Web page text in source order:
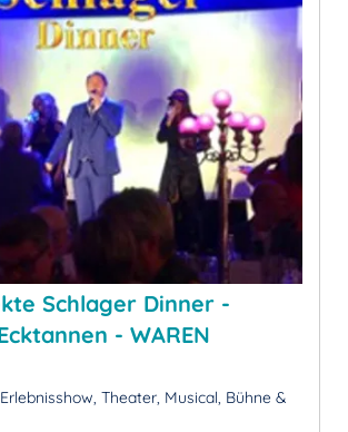
Schlager Dinner -
- WAREN
Theater, Musical, Bühne &